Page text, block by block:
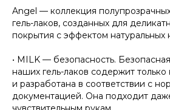
Angel — коллекция
гель-лаков, созданных для
покрытия с эффектом натуральных
• MILK — безопасность.
наших гель-лаков содержит только
и разработана в соответствии с
документацией. Она подходит